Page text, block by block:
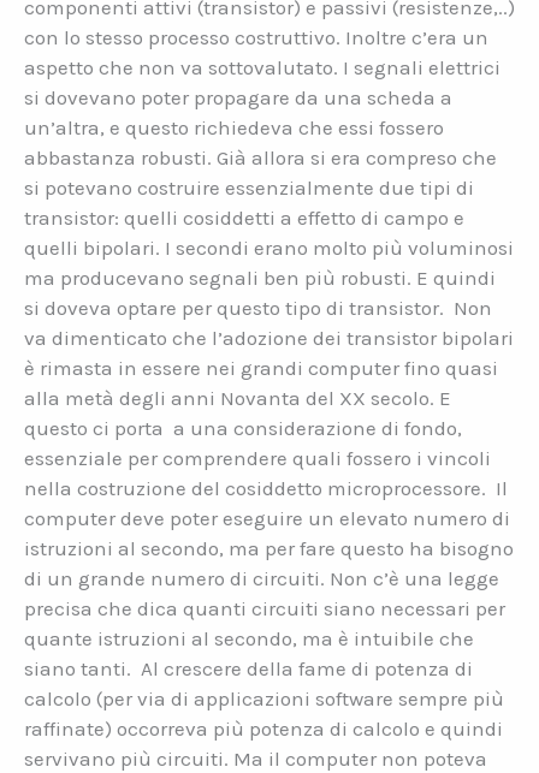
componenti attivi (transistor) e passivi (resistenze,..)
con lo stesso processo costruttivo. Inoltre c’era un
aspetto che non va sottovalutato. I segnali elettrici
si dovevano poter propagare da una scheda a
un’altra, e questo richiedeva che essi fossero
abbastanza robusti. Già allora si era compreso che
si potevano costruire essenzialmente due tipi di
transistor: quelli cosiddetti a effetto di campo e
quelli bipolari. I secondi erano molto più voluminosi
ma producevano segnali ben più robusti. E quindi
si doveva optare per questo tipo di transistor. Non
va dimenticato che l’adozione dei transistor bipolari
è rimasta in essere nei grandi computer fino quasi
alla metà degli anni Novanta del XX secolo. E
questo ci porta a una considerazione di fondo,
essenziale per comprendere quali fossero i vincoli
nella costruzione del cosiddetto microprocessore. Il
computer deve poter eseguire un elevato numero di
istruzioni al secondo, ma per fare questo ha bisogno
di un grande numero di circuiti. Non c’è una legge
precisa che dica quanti circuiti siano necessari per
quante istruzioni al secondo, ma è intuibile che
siano tanti. Al crescere della fame di potenza di
calcolo (per via di applicazioni software sempre più
raffinate) occorreva più potenza di calcolo e quindi
servivano più circuiti. Ma il computer non poteva